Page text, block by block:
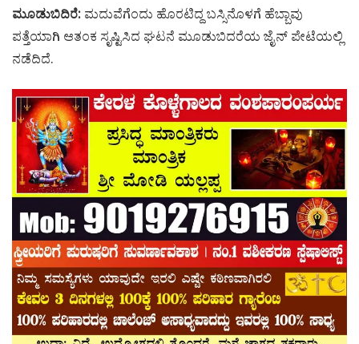
ಮೂಡುಬಿದಿರೆ:ಮದುವೆಗೆಂದು ಹೊರಟಿದ್ದ ಬಸ್ಸಿನೊಳಗೆ ಹೆಬ್ಬಾವು
ಪತ್ತೆಯಾಗಿ ಆತಂಕ ಸೃಷ್ಟಿಸಿದ ಘಟನೆ ಮೂಡುಬಿದರೆಯ ಜೈನ್ ಪೇಟೆಯಲ್ಲಿ
ನಡೆದಿದೆ.